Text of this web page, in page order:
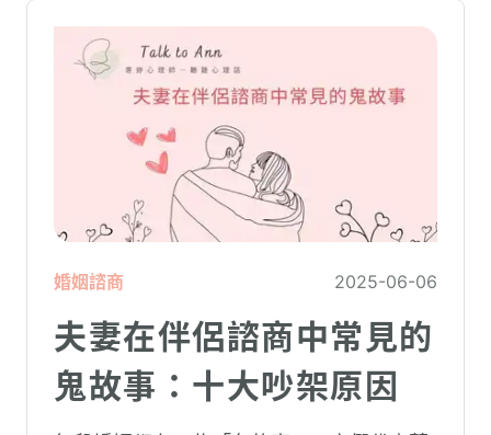
婚姻諮商 2025-06-06
夫妻在伴侶諮商中常見的
鬼故事：十大吵架原因